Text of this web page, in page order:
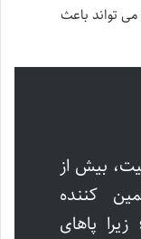
تواند باعث
بیش از
کننده
پاهای